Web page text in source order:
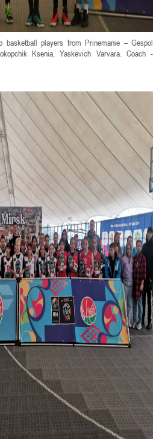
basketball players from Prinemanie – Gespol
Ksenia, Yaskevich Varvara. Coach -